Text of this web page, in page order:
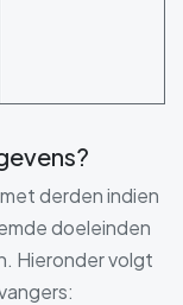
derden indien
doeleinden
Hieronder volgt